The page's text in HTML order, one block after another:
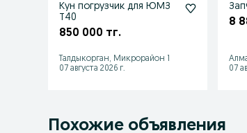
Кун погрузчик для ЮМЗ
Т40
850 000 тг.
Талдыкорган, Микрорайон 1
07 августа 2026 г.
8
07
Похожие объявления